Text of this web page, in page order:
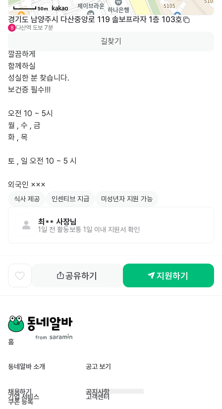
50m
경기도 남양주시 다산중앙로 119 솔보프라자 1층 103호
8 다산역 도보 7분
길찾기
깔끔하게
함께하실
성실한 분 찾습니다.
보건증 필수!!!
오전 10 ~ 5시
월 , 수 , 금
화 , 목
토 , 일 오전 10 ~ 5 시
외국인 ×××
식사 제공 인센티브 지급 미성년자 지원 가능
최** 사장님
1일 전 활동보통 1일 이내 지원서 확인
공유하기 지원하기
홈
동네알바 소개 공고 보기
채용하기
기업 서비스
쿠폰 등록
공지사항
고객센터